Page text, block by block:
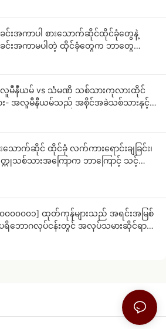
င်းအကာပါ စားသောက်ဆိုင်ထိုင်ခုံတွေနဲ့
င်းအကာမပါတဲ့ ထိုင်ခုံတွေက ဘာတွေ
မီနီယမ် vs သံမဏိ သစ်သားကုလားထိုင်
ား- အလူမီနီယမ်သည် အစိုင်အခဲသစ်သားနှင့် ပို
းသောက်ဆိုင် ထိုင်ခုံ လက်ကားရောင်းချခြင်း၊
တုသစ်သားအကြောက ဘာကြောင့် သင့်
၀၀၀၀၀၁] ထုတ်ကုန်များသည် အရင်းအမြစ်
ရိဘောဂလုပ်ငန်းတွင် အလုပ်သမားဆိုင်ရာ